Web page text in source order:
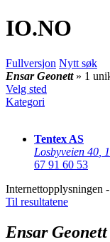
IO.NO
Fullversjon Nytt søk
Ensar Geonett » 1
Velg sted
Kategori
Tentex AS
Losbyveien 40
67 91 60 53
Internettopplysningen
Til resultatene
Ensar Geonett